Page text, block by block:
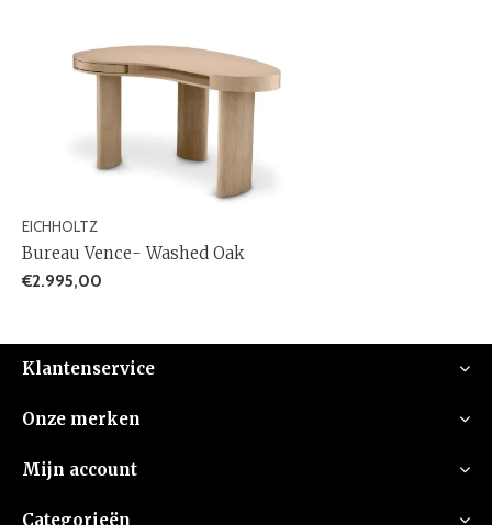
EICHHOLTZ
Bureau Vence- Washed Oak
€2.995,00
Klantenservice
Onze merken
Mijn account
Categorieën